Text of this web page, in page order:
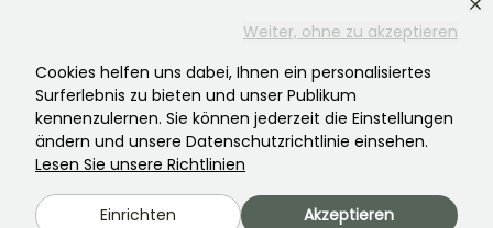
Weiter, ohne zu akzeptieren
Cookies helfen uns dabei, Ihnen ein personalisiertes
Surferlebnis zu bieten und unser Publikum
kennenzulernen. Sie können jederzeit die Einstellungen
ändern und unsere Datenschutzrichtlinie einsehen.
Lesen Sie unsere Richtlinien
Einrichten Akzeptieren
Promessedefleurs.be
Promessedefleurs.ch
2026 ©Promesse de fleurs - Alle Rechte vorbehalten.
Rechtliche Hinweise
-Datenschutzbestimmungen